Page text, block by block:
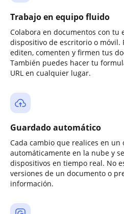
Trabajo en equipo fluido
Colabora en documentos con tu
dispositivo de escritorio o móvil.
editen, comenten y firmen tus
También puedes hacer tu
URL en cualquier lugar.
Guardado automático
Cada cambio que realices en un
automáticamente en la nube y
dispositivos en tiempo real. No
versiones de un documento o
información.